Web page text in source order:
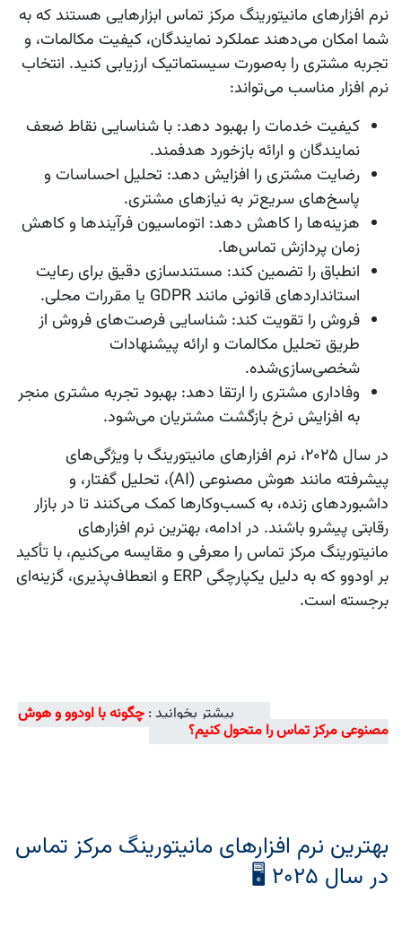
نرم‌ افزارهای مانیتورینگ مرکز تماس ابزارهایی هستند که به
شما امکان می‌دهند عملکرد نمایندگان، کیفیت مکالمات، و
تجربه مشتری را به‌صورت سیستماتیک ارزیابی کنید. انتخاب
نرم‌ افزار مناسب می‌تواند:
کیفیت خدمات را بهبود دهد: با شناسایی نقاط ضعف
نمایندگان و ارائه بازخورد هدفمند.
رضایت مشتری را افزایش دهد: تحلیل احساسات و
پاسخ‌های سریع‌تر به نیازهای مشتری.
هزینه‌ها را کاهش دهد: اتوماسیون فرآیندها و کاهش
زمان پردازش تماس‌ها.
انطباق را تضمین کند: مستندسازی دقیق برای رعایت
استانداردهای قانونی مانند GDPR یا مقررات محلی.
فروش را تقویت کند: شناسایی فرصت‌های فروش از
طریق تحلیل مکالمات و ارائه پیشنهادات
شخصی‌سازی‌شده.
وفاداری مشتری را ارتقا دهد: بهبود تجربه مشتری منجر
به افزایش نرخ بازگشت مشتریان می‌شود.
در سال 2025، نرم‌ افزارهای مانیتورینگ با ویژگی‌های
پیشرفته مانند هوش مصنوعی (AI)، تحلیل گفتار، و
داشبوردهای زنده، به کسب‌وکارها کمک می‌کنند تا در بازار
رقابتی پیشرو باشند. در ادامه، بهترین نرم‌ افزارهای
مانیتورینگ مرکز تماس را معرفی و مقایسه می‌کنیم، با تأکید
بر اودوو
که به دلیل یکپارچگی ERP و انعطاف‌پذیری، گزینه‌ای
برجسته است.
بیشتر بخوانید : چگونه با اودوو و هوش
مصنوعی مرکز تماس را متحول کنیم؟
بهترین نرم‌ افزارهای مانیتورینگ مرکز تماس
در سال 2025 🖥️